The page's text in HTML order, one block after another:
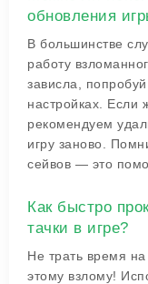
обновления
В большинстве
работу
зависла,
настройках. Если
рекомендуем
игру заново.
сейвов — это
Как быстро
тачки в игре?
Не трать время на
этому взлому!